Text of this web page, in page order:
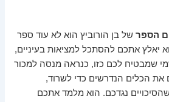
הספר של בן הורוביץ הוא לא עוד ספר
יאלץ אתכם להסתכל למציאות בעיניים,
שמבטיח לכם כזו, כנראה מנסה למכור
את הכלים הנדרשים כדי לשרוד,
נגדכם. הוא מלמד אתכם